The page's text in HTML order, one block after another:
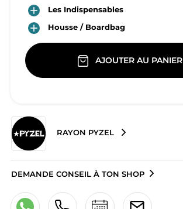
 Les Indispensables
 Housse / Boardbag
AJOUTER AU PANIER
RAYON PYZEL
DEMANDE CONSEIL À TON SHOP